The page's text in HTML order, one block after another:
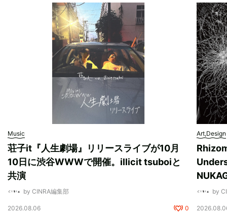
Music
荘子it『人生劇場』リリースライブが10月
10日に渋谷WWWで開催。illicit tsuboiと
共演
by CINRA編集部
2026.08.06 0
Art,Design
by